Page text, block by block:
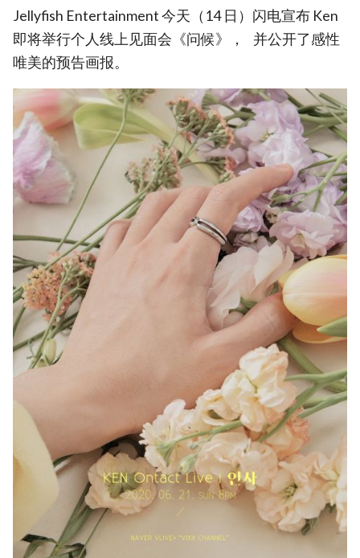
Jellyfish Entertainment 今天（14 日）闪电宣布 Ken
即将举行个人线上见面会《问候》， 并公开了感性
唯美的预告画报。